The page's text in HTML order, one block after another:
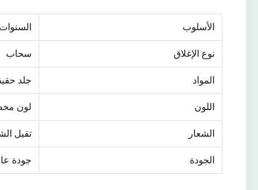
الأسلوب
نوع الإغلاق سحاب
المواد جلد
اللون لون
الشعار تقبل
الجودة جودة